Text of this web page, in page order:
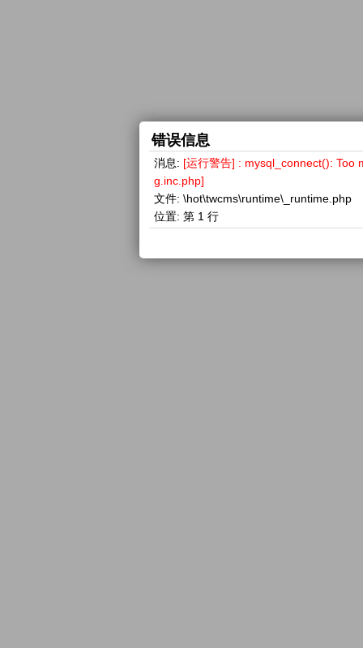
错误信息
消息: [运行警告] : mysql_connect(): Too
g.inc.php]
文件: \hot\twcms\runtime\_runtime.php
位置: 第 1 行